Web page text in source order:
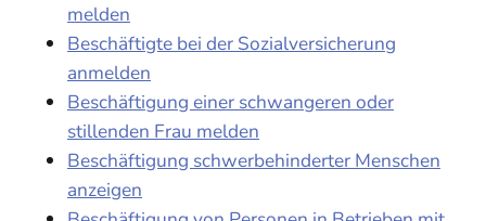
melden
Beschäftigte bei der Sozialversicherung
anmelden
Beschäftigung einer schwangeren oder
stillenden Frau melden
Beschäftigung schwerbehinderter Menschen
anzeigen